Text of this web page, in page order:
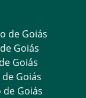
de Goiás
Goiás
Goiás
Goiás
Goiás